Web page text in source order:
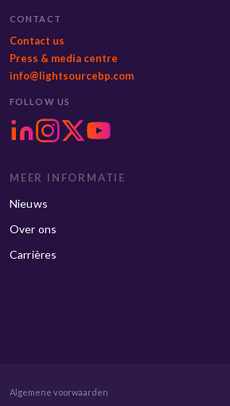
CONTACT
Contact us
Press & media centre
info@lightsourcebp.com
FOLLOW US
MEER INFORMATIE
Nieuws
Over ons
Carrières
Algemene voorwaarden